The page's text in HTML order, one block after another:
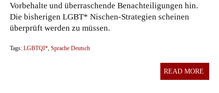
Vorbehalte und überraschende Benachteiligungen hin.
Die bisherigen LGBT* Nischen-Strategien scheinen
überprüft werden zu müssen.
Tags: LGBTQI* Sprache Deutsch
READ MORE